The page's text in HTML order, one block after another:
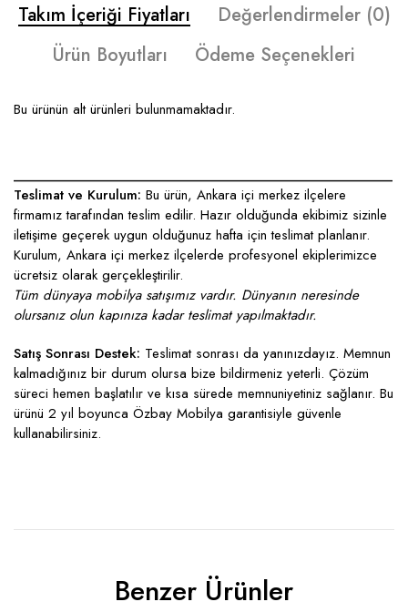
Takım İçeriği Fiyatları
Değerlendirmeler (0)
Ürün Boyutları
Ödeme Seçenekleri
Bu ürünün alt ürünleri bulunmamaktadır.
____________________________________________________
Teslimat ve Kurulum: Bu ürün, Ankara içi merkez ilçelere
firmamız tarafından teslim edilir. Hazır olduğunda ekibimiz sizinle
iletişime geçerek uygun olduğunuz hafta için teslimat planlanır.
Kurulum, Ankara içi merkez ilçelerde profesyonel ekiplerimizce
ücretsiz olarak gerçekleştirilir.
Tüm dünyaya mobilya satışımız vardır. Dünyanın neresinde
olursanız olun kapınıza kadar teslimat yapılmaktadır.
Satış Sonrası Destek: Teslimat sonrası da yanınızdayız. Memnun
kalmadığınız bir durum olursa bize bildirmeniz yeterli. Çözüm
süreci hemen başlatılır ve kısa sürede memnuniyetiniz sağlanır. Bu
ürünü 2 yıl boyunca Özbay Mobilya garantisiyle güvenle
kullanabilirsiniz.
Benzer Ürünler